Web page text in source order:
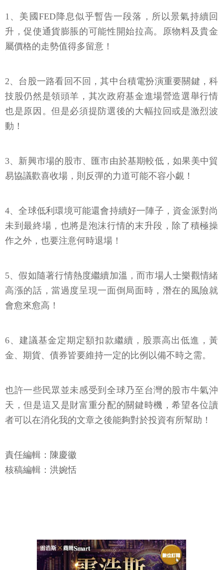
1、美國FED降息似乎暫告一段落，所以景氣持續回
升，促使通貨膨脹的可能性開始拉高。原物料及貴金
屬價格的走勢值得多留意！
2、台股一路看回不回，其中台積電扮演重要關鍵，科
技股仍然是領頭羊，其次政府基金進場營造選舉行情
也是原因。但是必須提防選後的大幅拉回或是激烈波
動！
3、新興市場的股市、匯市由於基期較低，如果美中貿
易協議歡喜收場，則反彈的力道可能不容小覷！
4、全球低利環境可能還會持續好一陣子，資金派對尚
未到最終場，也將是泡沫行情的末升段，除了積極操
作之外，也要注意何時退場！
5、假如隨著行情熱度繼續加溫，而市場人士樂觀情緒
高漲的話，當過度呈現一面倒局面時，潛在的風險就
會愈來愈高！
6、建議基金定期定額扣款繼續，股票高出低進，黃
金、期貨、債券皆要維持一定的比例以備不時之需。
也許一些民眾並未感受到全球乃至台灣的股市牛氣沖
天，但是這又是財富重分配的關鍵時機，希望各位讀
者可以在消化我的文章之後能夠對於投資有所幫助！
責任編輯：陳慶徽
核稿編輯：洪婉恬